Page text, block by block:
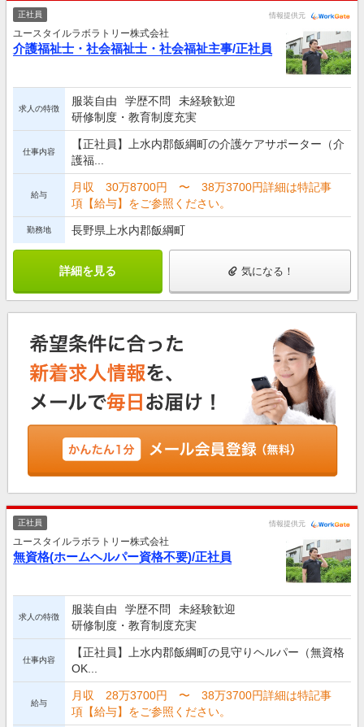
正社員 情報提供元
ユースタイルラボラトリー株式会社
介護福祉士・社会福祉士・社会福祉主事/正社員
求人の特徴
服装自由 学歴不問
未経験歓迎
研修制度・教育制度充実
仕事内容
【正社員】上水内郡飯綱町の介護ケアサポーター（介
護福...
給与
月収 30万8700円 〜 38万3700円詳細は特記事
項【給与】をご参照ください。
勤務地 長野県上水内郡飯綱町
詳細を見る 気になる！
正社員 情報提供元
ユースタイルラボラトリー株式会社
無資格(ホームヘルパー資格不要)/正社員
求人の特徴
服装自由 学歴不問
未経験歓迎
研修制度・教育制度充実
仕事内容
【正社員】上水内郡飯綱町の見守りヘルパー（無資格
OK...
給与
月収 28万3700円 〜 38万3700円詳細は特記事
項【給与】をご参照ください。